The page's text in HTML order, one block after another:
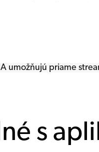
umožňujú priame
s